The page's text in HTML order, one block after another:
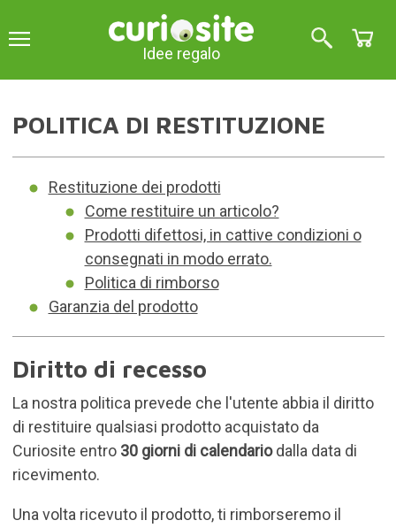
Idee regalo
POLITICA DI RESTITUZIONE
Restituzione dei prodotti
Come restituire un articolo?
Prodotti difettosi, in cattive condizioni o
consegnati in modo errato.
Politica di rimborso
Garanzia del prodotto
Diritto di recesso
La nostra politica prevede che l'utente abbia il diritto
di restituire qualsiasi prodotto acquistato da
Curiosite entro 30 giorni di calendariodalla data di
ricevimento.
Una volta ricevuto il prodotto, ti rimborseremo il